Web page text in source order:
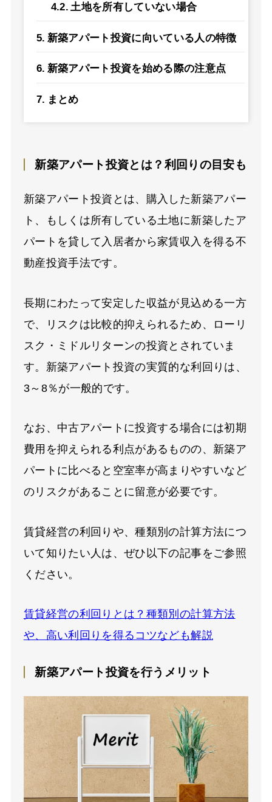
土地を所有していない場合
新築アパート投資に向いている人の特徴
新築アパート投資を始める際の注意点
まとめ
新築アパート投資とは？利回りの目安も
新築アパート投資とは、購入した新築アパー
ト、もしくは所有している土地に新築したア
パートを貸して入居者から家賃収入を得る不
動産投資手法です。
長期にわたって安定した収益が見込める一方
で、リスクは比較的抑えられるため、ローリ
スク・ミドルリターンの投資とされていま
す。新築アパート投資の実質的な利回りは、
3～8％が一般的です。
なお、中古アパートに投資する場合には初期
費用を抑えられる利点があるものの、新築ア
パートに比べると空室率が高まりやすいなど
のリスクがあることに留意が必要です。
賃貸経営の利回りや、種類別の計算方法につ
いて知りたい人は、ぜひ以下の記事をご参照
ください。
賃貸経営の利回りとは？種類別の計算方法
や、高い利回りを得るコツなども解説
新築アパート投資を行うメリット